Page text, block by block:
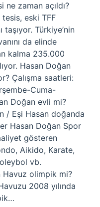
zaman açıldı?
tesis, eski TFF
taşıyor. Türkiye’nin
da elinde
kalma 235.000
Hasan Doğan
Çalışma saatleri:
Cuma-
Doğan evli mi?
/ Eşi Hasan doğanda
Hasan Doğan Spor
gösteren
Aikido, Karate,
vb.
Havuz olimpik mi?
2008 yılında